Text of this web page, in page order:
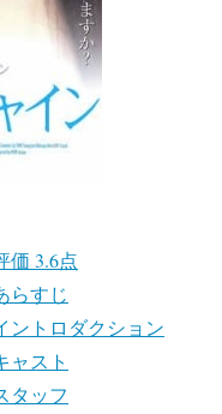
価 3.6点
らすじ
トロダクション
ャスト
タッフ